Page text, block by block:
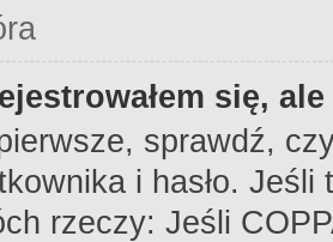
się,
sprawdź,
i hasło. Jeśli
rzeczy: Jeśli